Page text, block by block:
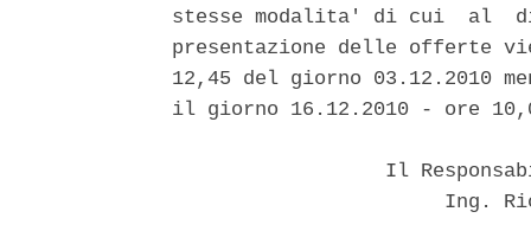
stesse modalita' di cui  al
presentazione delle offerte
12,45 del giorno 03.12.2010
il giorno 16.12.2010 - ore
Il
Ing.